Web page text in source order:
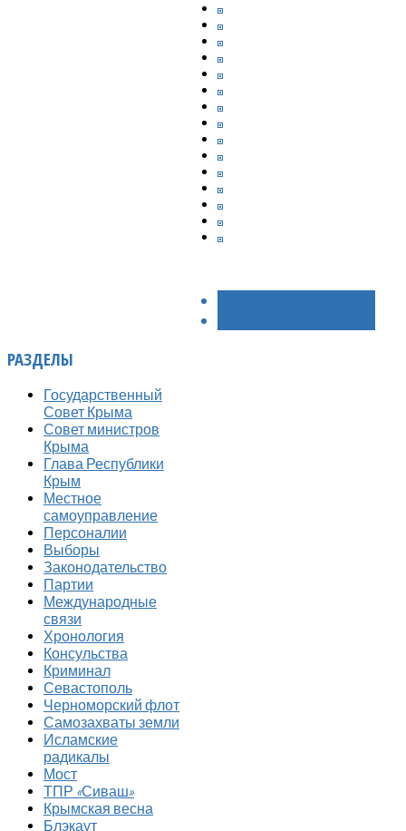
РАЗДЕЛЫ
Государственный
Совет Крыма
Совет министров
Крыма
Глава Республики
Крым
Местное
самоуправление
Персоналии
Выборы
Законодательство
Партии
Международные
связи
Хронология
Консульства
Криминал
Севастополь
Черноморский флот
Самозахваты земли
Исламские
радикалы
Мост
ТПР «Сиваш»
Крымская весна
Блэкаут